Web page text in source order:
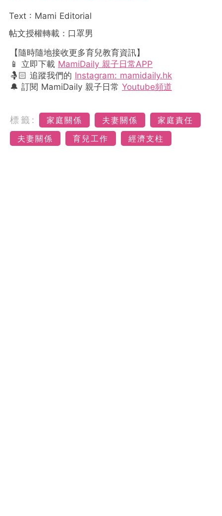
Text : Mami Editorial
帖文授權轉載：口罩男
【隨時隨地接收更多育兒教育資訊】
📱 立即下載 MamiDaily 親子日常APP
🤱🏻 追蹤我們的 Instagram: mamidaily.hk
🔔 訂閱 MamiDaily 親子日常 Youtube頻道
標籤: 家庭關係 夫妻關係
家庭責任
夫妻關係
育兒工作 經濟支柱